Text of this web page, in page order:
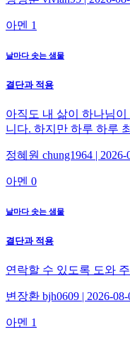
아멘 1
날마다 솟는 샘물
결단과 적용
아직도 내 삶이 하나님
니다. 하지만 하루 하루
정혜원 chung1964 | 2026-
아멘 0
날마다 솟는 샘물
결단과 적용
연락할 수 있도록 도와
변장환 bjh0609 | 2026-08-
아멘 1